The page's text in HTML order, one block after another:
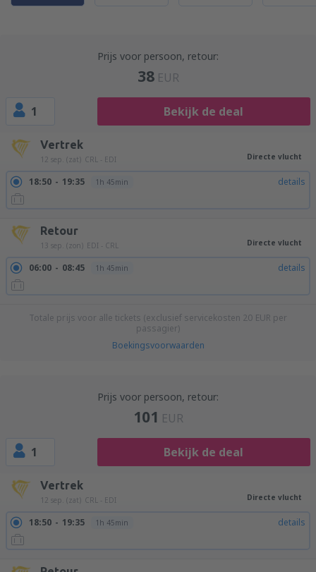
Prijs voor persoon, retour:
38 EUR
1 Bekijk de deal
Vertrek
12 sep. (zat) CRL - EDI Directe vlucht
18:50 19:35 1h 45min details
Retour
13 sep. (zon) EDI - CRL Directe vlucht
06:00 08:45 1h 45min details
Totale prijs voor alle tickets (exclusief servicekosten 20 EUR per
passagier)
Boekingsvoorwaarden
Prijs voor persoon, retour:
101 EUR
1 Bekijk de deal
Vertrek
12 sep. (zat) CRL - EDI Directe vlucht
18:50 19:35 1h 45min details